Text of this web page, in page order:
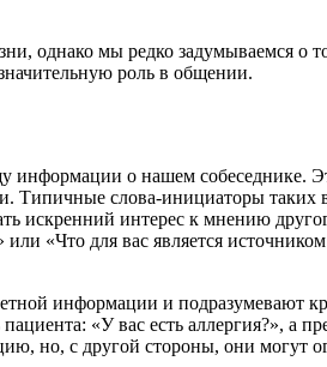
однако мы редко задумываемся о
роль в общении.
о нашем собеседнике.
Типичные слова-инициаторы
искренний интерес к мнению
«Что для вас является
информации и подразумевают
«У вас есть аллергия?», а
но, с другой стороны, они могут